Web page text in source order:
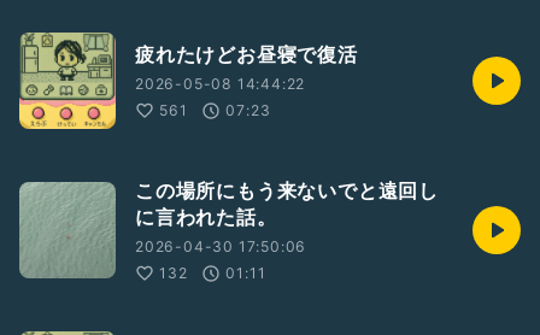
疲れたけどお昼寝で復活
2026-05-08 14:44:22
561
07:23
この場所にもう来ないでと遠回し
に言われた話。
2026-04-30 17:50:06
132
01:11